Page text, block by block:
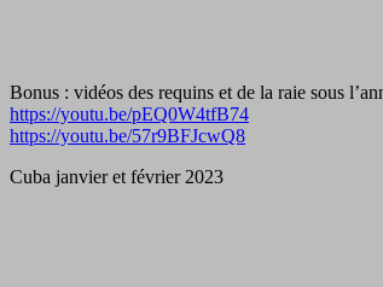
Bonus : vidéos des requins et de la raie sous
https://youtu.be/pEQ0W4tfB74
https://youtu.be/57r9BFJcwQ8
Cuba janvier et février 2023